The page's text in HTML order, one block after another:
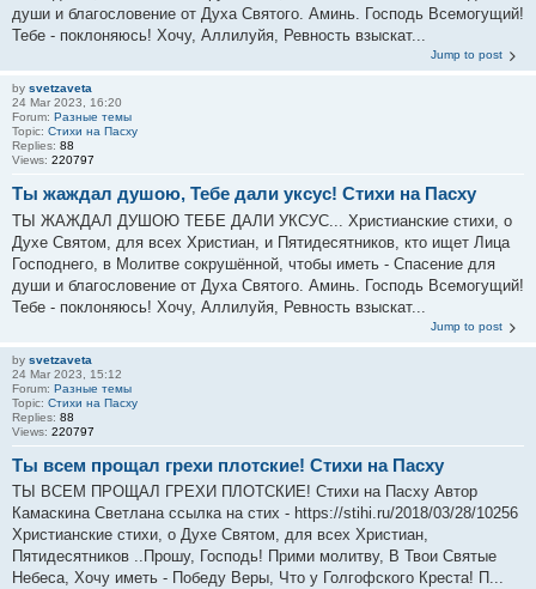
души и благословение от Духа Святого. Аминь. Господь Всемогущий!
Тебе - поклоняюсь! Хочу, Аллилуйя, Ревность взыскат...
Jump to post
by svetzaveta
24 Mar 2023, 16:20
Forum: Разные темы
Topic: Стихи на Пасху
Replies: 88
Views: 220797
Ты жаждал душою, Тебе дали уксус! Стихи на Пасху
ТЫ ЖАЖДАЛ ДУШОЮ ТЕБЕ ДАЛИ УКСУС... Христианские стихи, о
Духе Святом, для всех Христиан, и Пятидесятников, кто ищет Лица
Господнего, в Молитве сокрушённой, чтобы иметь - Спасение для
души и благословение от Духа Святого. Аминь. Господь Всемогущий!
Тебе - поклоняюсь! Хочу, Аллилуйя, Ревность взыскат...
Jump to post
by svetzaveta
24 Mar 2023, 15:12
Forum: Разные темы
Topic: Стихи на Пасху
Replies: 88
Views: 220797
Ты всем прощал грехи плотские! Стихи на Пасху
ТЫ ВСЕМ ПРОЩАЛ ГРЕХИ ПЛОТСКИЕ! Стихи на Пасху Автор
Камаскина Светлана ссылка на стих - https://stihi.ru/2018/03/28/10256
Христианские стихи, о Духе Святом, для всех Христиан,
Пятидесятников ..Прошу, Господь! Прими молитву, В Твои Святые
Небеса, Хочу иметь - Победу Веры, Что у Голгофского Креста! П...